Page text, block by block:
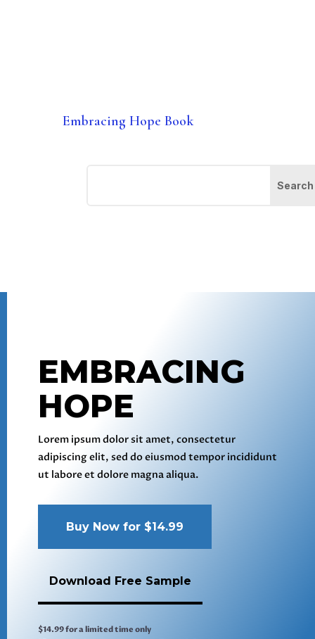
Embracing Hope Book
EMBRACING
HOPE
Lorem ipsum dolor sit amet, consectetur
adipiscing elit, sed do eiusmod tempor incididunt
ut labore et dolore magna aliqua.
Buy Now for $14.99
Download Free Sample
$14.99 for a limited time only